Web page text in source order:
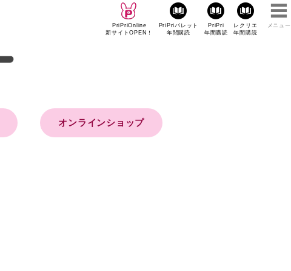
PriPriOnline
新サイトOPEN！
PriPriパレット
年間購読
PriPri
年間購読
レクリエ
年間購読
メニュー
オンラインショップ